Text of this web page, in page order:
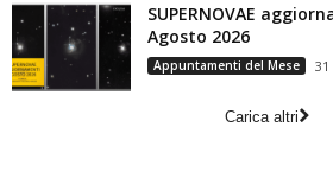
SUPERNOVAE
Agosto 2026
Appuntamenti del Mese 31
Carica altri